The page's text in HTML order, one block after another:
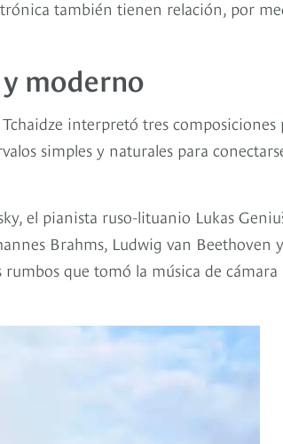
también tienen relación, por
moderno
interpretó tres composiciones
simples y naturales para
el pianista ruso-lituanio Lukas
Brahms, Ludwig van Beethoven y
que tomó la música de cámara